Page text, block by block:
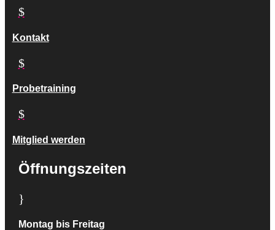
$
Kontakt
$
Probetraining
$
Mitglied werden
Öffnungszeiten
}
Montag bis Freitag